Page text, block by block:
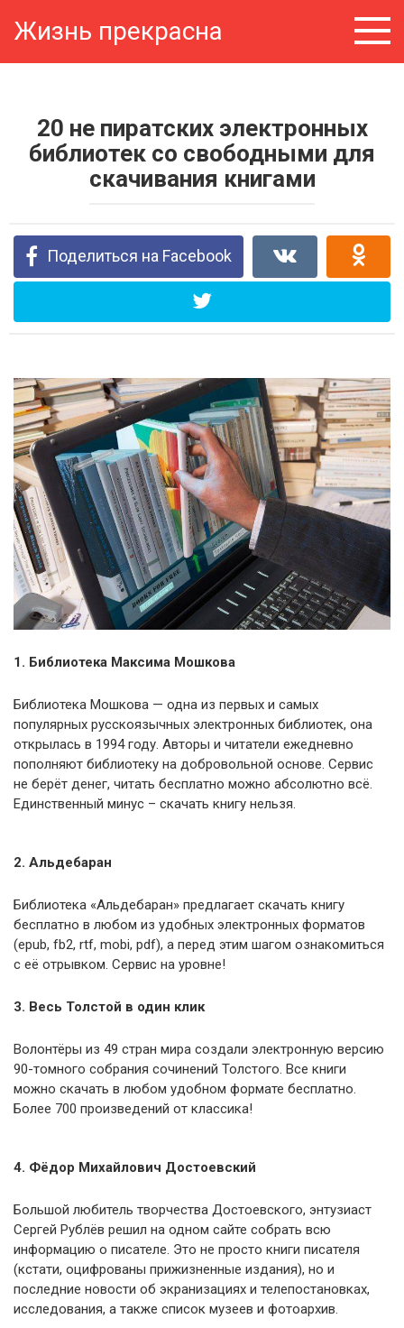
Жизнь прекрасна
20 не пиратских электронных
библиотек со свободными для
скачивания книгами
Поделиться на Facebook
1. Библиотека Максима Мошкова
Библиотека Мошкова — одна из первых и самых
популярных русскоязычных электронных библиотек, она
открылась в 1994 году. Авторы и читатели ежедневно
пополняют библиотеку на добровольной основе. Сервис
не берёт денег, читать бесплатно можно абсолютно всё.
Единственный минус – скачать книгу нельзя.
2. Альдебаран
Библиотека «Альдебаран» предлагает скачать книгу
бесплатно в любом из удобных электронных форматов
(epub, fb2, rtf, mobi, pdf), а перед этим шагом ознакомиться
с её отрывком. Сервис на уровне!
3. Весь Толстой в один клик
Волонтёры из 49 стран мира создали электронную версию
90-томного собрания сочинений Толстого. Все книги
можно скачать в любом удобном формате бесплатно.
Более 700 произведений от классика!
4. Фёдор Михайлович Достоевский
Большой любитель творчества Достоевского, энтузиаст
Сергей Рублёв решил на одном сайте собрать всю
информацию о писателе. Это не просто книги писателя
(кстати, оцифрованы прижизненные издания), но и
последние новости об экранизациях и телепостановках,
исследования, а также список музеев и фотоархив.